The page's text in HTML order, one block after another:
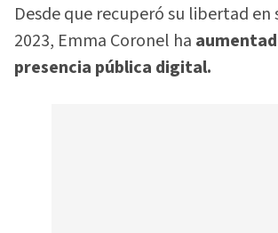
Desde que recuperó su libertad
2023, Emma Coronel ha
presencia pública digital.